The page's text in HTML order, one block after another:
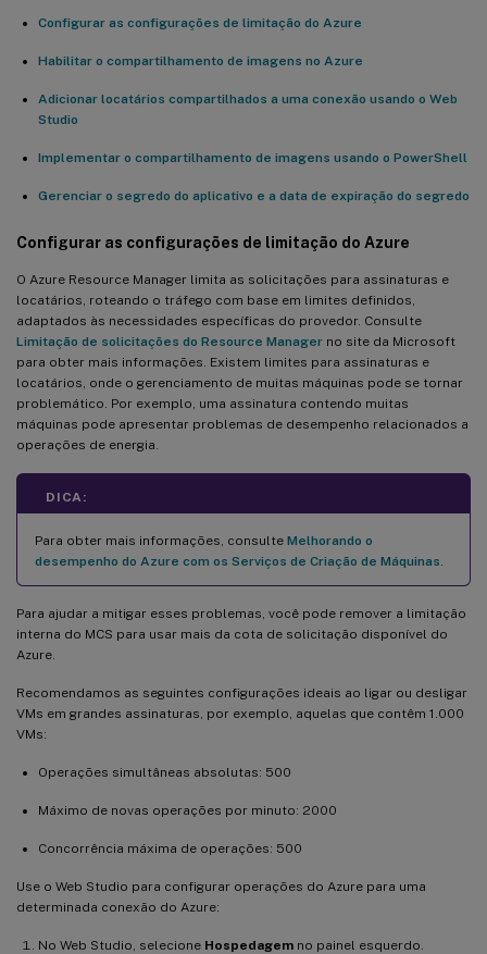
Configurar as configurações de limitação do Azure
Habilitar o compartilhamento de imagens no Azure
Adicionar locatários compartilhados a uma conexão usando o Web
Studio
Implementar o compartilhamento de imagens usando o PowerShell
Gerenciar o segredo do aplicativo e a data de expiração do segredo
Configurar as configurações de limitação do Azure
O Azure Resource Manager limita as solicitações para assinaturas e
locatários, roteando o tráfego com base em limites definidos,
adaptados às necessidades específicas do provedor. Consulte
Limitação de solicitações do Resource Manager no site da Microsoft
para obter mais informações. Existem limites para assinaturas e
locatários, onde o gerenciamento de muitas máquinas pode se tornar
problemático. Por exemplo, uma assinatura contendo muitas
máquinas pode apresentar problemas de desempenho relacionados a
operações de energia.
DICA:
Para obter mais informações, consulte Melhorando o
desempenho do Azure com os Serviços de Criação de Máquinas
Para ajudar a mitigar esses problemas, você pode remover a limitação
interna do MCS para usar mais da cota de solicitação disponível do
Azure.
Recomendamos as seguintes configurações ideais ao ligar ou desligar
VMs em grandes assinaturas, por exemplo, aquelas que contêm 1.000
VMs:
Operações simultâneas absolutas: 500
Máximo de novas operações por minuto: 2000
Concorrência máxima de operações: 500
Use o Web Studio para configurar operações do Azure para uma
determinada conexão do Azure:
No Web Studio, selecione Hospedagem no painel esquerdo.